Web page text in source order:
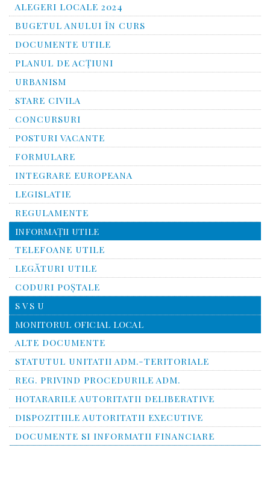
ALEGERI LOCALE 2024
BUGETUL ANULUI ÎN CURS
DOCUMENTE UTILE
PLANUL DE ACȚIUNI
URBANISM
STARE CIVILA
CONCURSURI
POSTURI VACANTE
FORMULARE
INTEGRARE EUROPEANA
LEGISLATIE
REGULAMENTE
INFORMAŢII UTILE
TELEFOANE UTILE
LEGĂTURI UTILE
CODURI POŞTALE
S V S U
MONITORUL OFICIAL LOCAL
ALTE DOCUMENTE
STATUTUL UNITATII ADM.-TERITORIALE
REG. PRIVIND PROCEDURILE ADM.
HOTARARILE AUTORITATII DELIBERATIVE
DISPOZITIILE AUTORITATII EXECUTIVE
DOCUMENTE SI INFORMATII FINANCIARE